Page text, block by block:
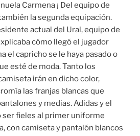
Carmena ¡ Del equipo de
la segunda equipación.
actual del Ural, equipo de
cómo llegó el jugador
el capricho se le haya pasado o
esté de moda. Tanto los
irán en dicho color,
las franjas blancas que
y medias. Adidas y el
ser fieles al primer uniforme
con camiseta y pantalón blancos